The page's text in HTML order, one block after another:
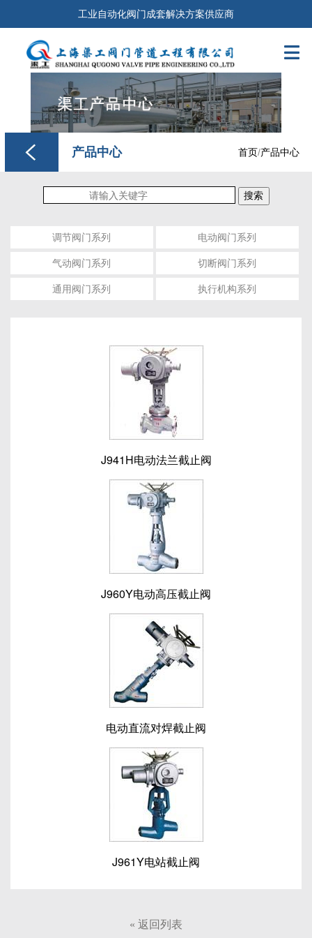
工业自动化阀门成套解决方案供应商

产品中心 首页/产品中心
搜索
调节阀门系列 电动阀门系列
气动阀门系列 切断阀门系列
通用阀门系列 执行机构系列
J941H电动法兰截止阀
J960Y电动高压截止阀
电动直流对焊截止阀
J961Y电站截止阀
« 返回列表